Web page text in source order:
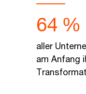
64 %
aller
am Anfang